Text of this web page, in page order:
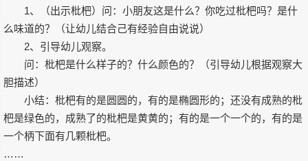
1、（出示枇杷）问：小朋友这是什么？你吃过枇杷吗？是什
么味道的？（让幼儿结合己有经验自由说说）
2、引导幼儿观察。
问：枇杷是什么样子的？什么颜色的？（引导幼儿根据观察大
胆描述）
小结：枇杷有的是圆圆的，有的是椭圆形的；还没有成熟的枇
杷是绿色的，成熟了的枇杷是黄黄的；有的是一个一个的，有的是
一个柄下面有几颗枇杷。
……